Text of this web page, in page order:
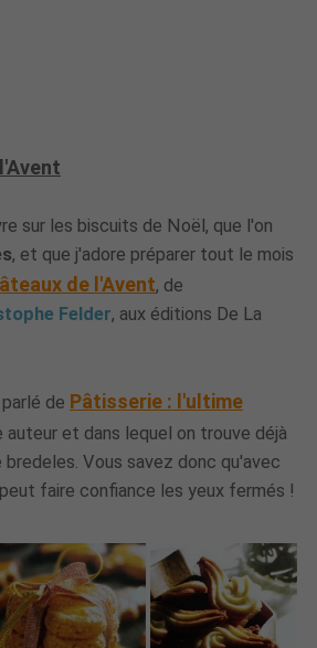
sur les biscuits de Noël, que l'on
, et que j'adore préparer tout le mois
de l'Avent, de
Felder, aux éditions De La
de Pâtisserie : l'ultime
auteur et dans lequel on trouve déjà
Vous savez donc qu'avec
faire confiance les yeux fermés !